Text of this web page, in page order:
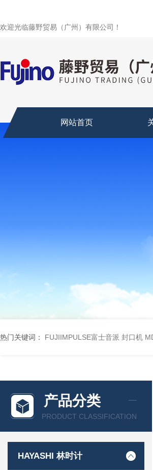
欢迎光临藤野贸易（广州）有限公司！
网站首页
热门关键词： FUJIIMPULSE富士音派 封口机
产品分类
PRODUCT CLASSIFICATION
HAYASHI 林时计